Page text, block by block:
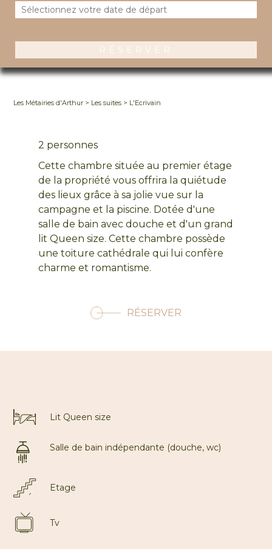
Les Métairies d'Arthur > Les suites > L'Ecrivain
2 personnes
Cette chambre située au premier étage
de la propriété vous offrira la quiétude
des lieux grâce à sa jolie vue sur la
campagne et la piscine. Dotée d'une
salle de bain avec douche et d'un grand
lit Queen size. Cette chambre possède
une toiture cathédrale qui lui confère
charme et romantisme.
RÉSERVER
Lit Queen size
Salle de bain indépendante (douche, wc)
Etage
Tv